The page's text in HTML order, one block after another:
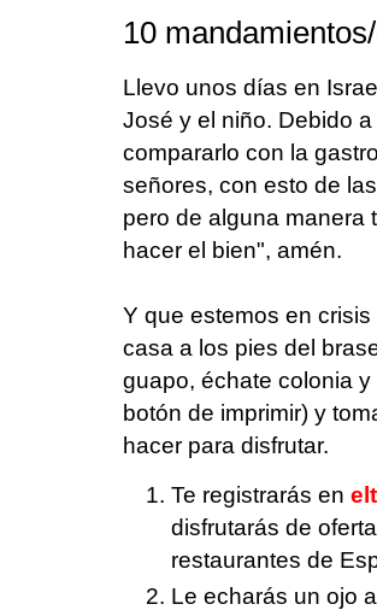
10
Llevo unos días en
José y el niño. Debido
compararlo con la
señores, con esto de
pero de alguna manera
hacer el bien", amén.
Y que estemos en
casa a los pies del
guapo, échate colonia
botón de imprimir) y
hacer para disfrutar.
Te registrarás en
disfrutarás de
restaurantes de
Le echarás un ojo